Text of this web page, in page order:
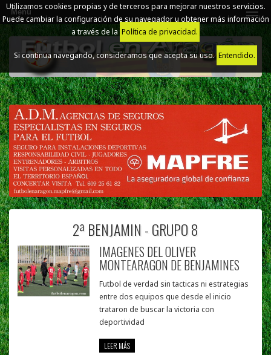
Utilizamos cookies propias y de terceros para mejorar nuestros servicios.
Puede cambiar la configuración de su navegador u obtener más información
a través de la Política de privacidad.
Si continua navegando, consideramos que acepta su uso.Entendido.
Menú
2ª BENJAMIN - GRUPO 8
IMAGENES DEL OLIVER
MONTEARAGON DE BENJAMINES
Futbol de verdad sin tacticas ni estrategias
entre dos equipos que desde el inicio
trataron de buscar la victoria con
deportividad
LEER MÁS